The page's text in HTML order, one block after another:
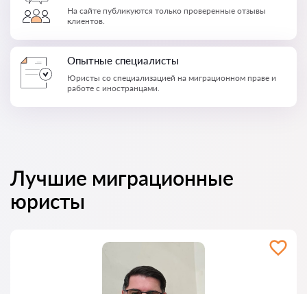
На сайте публикуются только проверенные отзывы
клиентов.
Опытные специалисты
Юристы со специализацией на миграционном праве и
работе с иностранцами.
Лучшие миграционные
юристы